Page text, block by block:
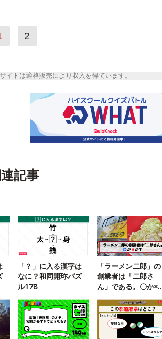
2
イトは適格販売により収入を得ています。
記事
「？」に入る漢字は
なに？和同開珎パズ
ル178
「ラーメン二郎」の
創業者は「二郎さ
ん」である。〇か×